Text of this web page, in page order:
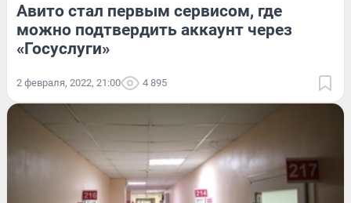
Авито стал первым сервисом, где
можно подтвердить аккаунт через
«Госуслуги»
2 февраля, 2022, 21:00 4 895